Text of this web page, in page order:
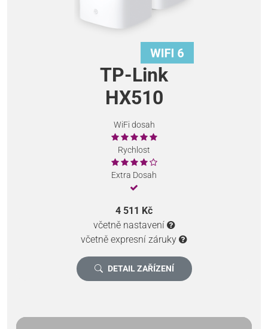
TP-Link
HX510
WiFi dosah
Rychlost
Extra Dosah
4 511 Kč
včetně nastavení
včetně expresní záruky
DETAIL ZAŘÍZENÍ